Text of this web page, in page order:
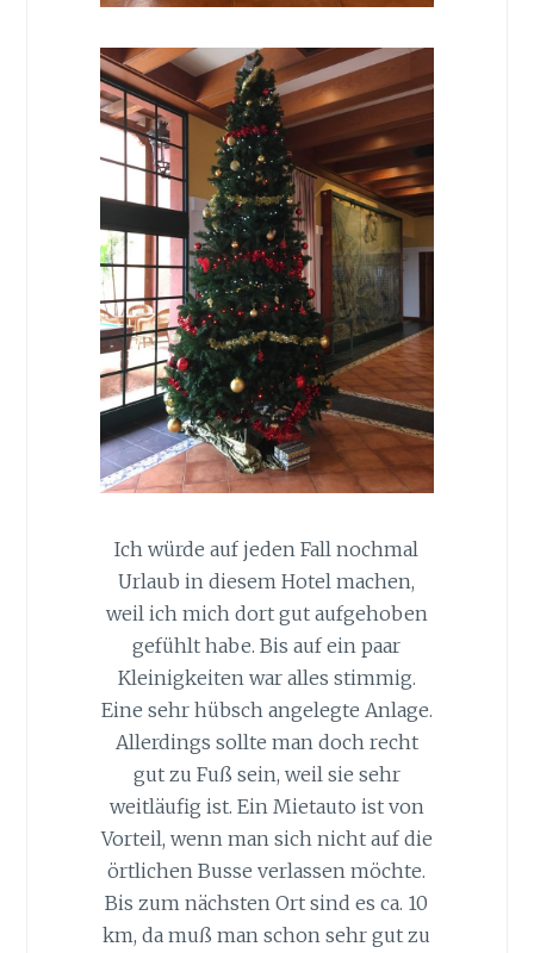
Ich würde auf jeden Fall nochmal
Urlaub in diesem Hotel machen,
weil ich mich dort gut aufgehoben
gefühlt habe. Bis auf ein paar
Kleinigkeiten war alles stimmig.
Eine sehr hübsch angelegte Anlage.
Allerdings sollte man doch recht
gut zu Fuß sein, weil sie sehr
weitläufig ist. Ein Mietauto ist von
Vorteil, wenn man sich nicht auf die
örtlichen Busse verlassen möchte.
Bis zum nächsten Ort sind es ca. 10
km, da muß man schon sehr gut zu